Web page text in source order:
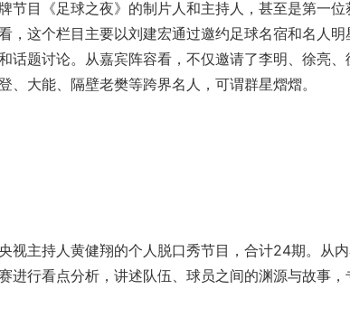
节目《足球之夜》的制片人和主持人，甚至是第一位
，这个栏目主要以刘建宏通过邀约足球名宿和名人
话题讨论。从嘉宾阵容看，不仅邀请了李明、徐亮
、大能、隔壁老樊等跨界名人，可谓群星熠熠。
视主持人黄健翔的个人脱口秀节目，合计24期。从
进行看点分析，讲述队伍、球员之间的渊源与故事，